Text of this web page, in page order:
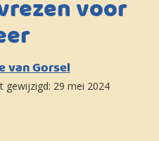
voor
van Gorsel
gewijzigd: 29 mei 2024